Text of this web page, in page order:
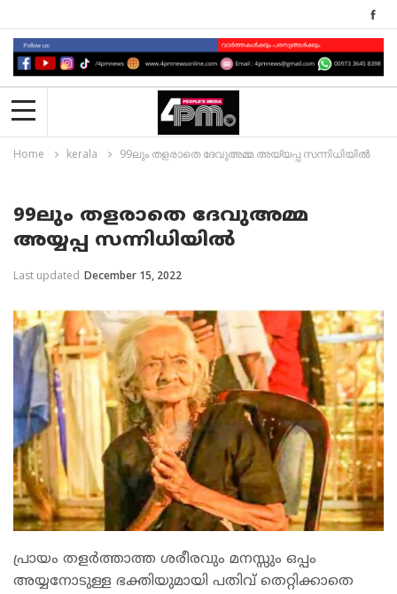
Home kerala 99ലും തളരാതെ ദേവുഅമ്മ അയ്യപ്പ സന്നിധിയിൽ
99ലും തളരാതെ ദേവുഅമ്മ
അയ്യപ്പ സന്നിധിയിൽ
Last updated December 15, 2022
പ്രായം തളർത്താത്ത ശരീരവും മനസ്സും ഒപ്പം
അയ്യനോടുള്ള ഭക്തിയുമായി പതിവ് തെറ്റിക്കാതെ